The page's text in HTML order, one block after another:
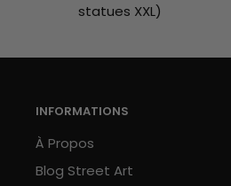
statues XXL)
INFORMATIONS
À Propos
Blog Street Art